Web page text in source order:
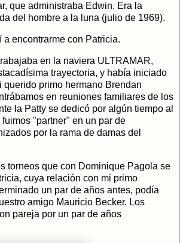
que administraba Edwin. Era la
del hombre a la luna (julio de 1969).
encontrarme con Patricia.
en la naviera ULTRAMAR,
trayectoria, y había iniciado
querido primo hermano Brendan
en reuniones familiares de los
la Patty se dedicó por algún tiempo al
"partner" en un par de
por la rama de damas del
torneos que con Dominique Pagola se
cuya relación con mi primo
un par de años antes, podía
amigo Mauricio Becker. Los
pareja por un par de años